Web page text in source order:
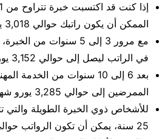
الممكن أن يكون راتبك حوالي 3,018 يورو شهريًا.
مع مرور 3 إلى 5 سنوات من
في الراتب ليصل إلى حوالي 3,152 يورو شهريًا.
بعد 6 إلى 10 سنوات من
الممرضين إلى حوالي 3,285 يورو شهريًا.
25 سنة، يمكن أن تكون الرواتب حوالي 3,407 يورو شهريًا.